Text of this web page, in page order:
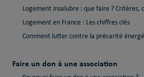
Logement insalubre : que faire ? Critères,
Logement en France : Les chiffres clés
Comment lutter contre la précarité
Faire un don à une association